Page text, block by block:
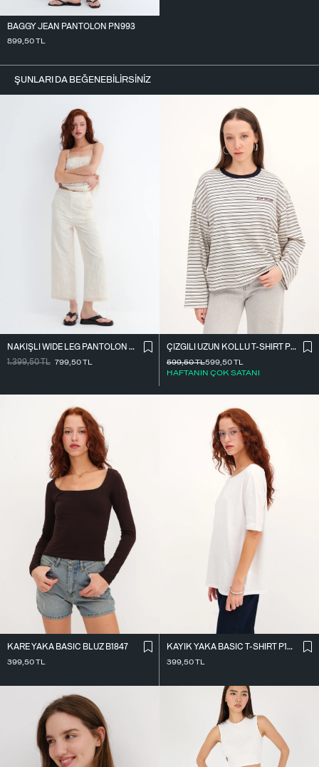
BAGGY JEAN PANTOLON PN993
899,50TL
ŞUNLARI DA BEĞENEBILIRSINIZ
NAKIŞLI WIDE LEG PANTOLON PN01918
1.399,50TL 799,50TL
ÇIZGILI UZUN KOLLU T-SHIRT P10522
599,50TL
HAFTANIN ÇOK SATANI
599,50TL
KARE YAKA BASIC BLUZ B1847
399,50TL
KAYIK YAKA BASIC T-SHIRT P1822
399,50TL